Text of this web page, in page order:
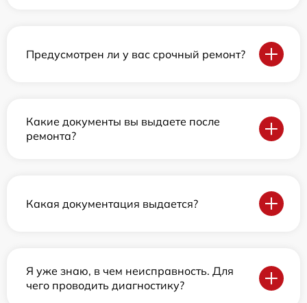
Предусмотрен ли у вас срочный ремонт?
Какие документы вы выдаете после
ремонта?
Какая документация выдается?
Я уже знаю, в чем неисправность. Для
чего проводить диагностику?